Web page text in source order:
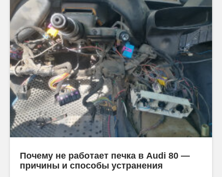
Почему не работает печка в Audi 80 —
причины и способы устранения